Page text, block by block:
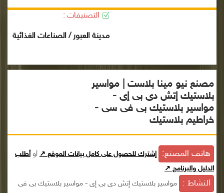
التصنيفات :
مدينة العبور / الصناعات الغذائية
مصنع نيو مينا بلاست | مواسير
بلاستيك إتش دى بى إى -
مواسير بلاستيك بى فى سى -
خراطيم بلاستيك
هاتف المصنع: إشترك للحصول على كامل بيانات الموقع ↗ أوأطلب
الدليل والبرنامج ↗
النشاط :
مواسير بلاستيك إتش دى بى إى - مواسير بلاستيك بى فى